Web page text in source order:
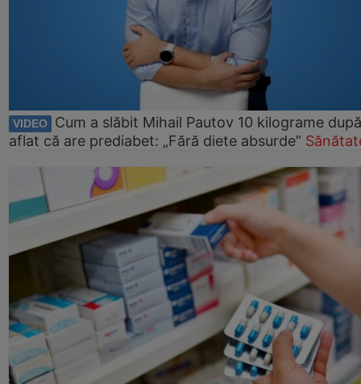
VIDEO
Cum a slăbit Mihail Pautov 10 kilograme
aflat că are prediabet: „Fără diete absurde”